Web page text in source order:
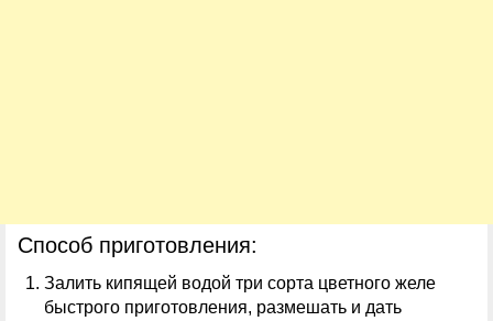
Способ приготовления:
Залить кипящей водой три сорта цветного желе
быстрого приготовления, размешать и дать